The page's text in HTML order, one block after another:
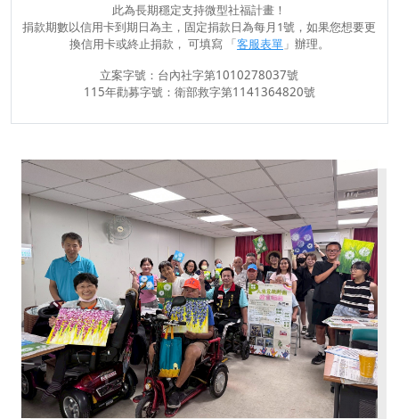
此為長期穩定支持微型社福計畫！
捐款期數以信用卡到期日為主，固定捐款日為每月1號，如果您想要更
換信用卡或終止捐款， 可填寫 「客服表單」辦理。
立案字號：台內社字第1010278037號
115年勸募字號：衛部救字第1141364820號